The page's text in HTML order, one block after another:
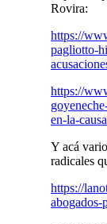
Rovira:
https://
pagliotto-
https://
en-la-
Y acá
radicales
https://
abogados-